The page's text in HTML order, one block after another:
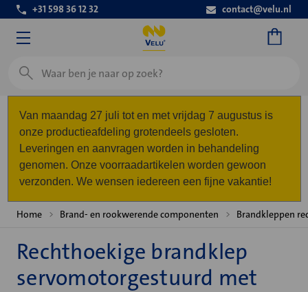
+31 598 36 12 32 contact@velu.nl
Zoeken
Van maandag 27 juli tot en met vrijdag 7 augustus is
onze productieafdeling grotendeels gesloten.
Leveringen en aanvragen worden in behandeling
genomen. Onze voorraadartikelen worden gewoon
verzonden. We wensen iedereen een fijne vakantie!
Home Brand- en rookwerende componenten Brandkleppen
Rechthoekige brandklep
servomotorgestuurd met